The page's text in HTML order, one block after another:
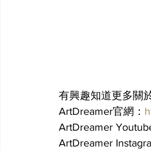
有興趣知道更多關
ArtDreamer官網：
ArtDreamer
ArtDreamer